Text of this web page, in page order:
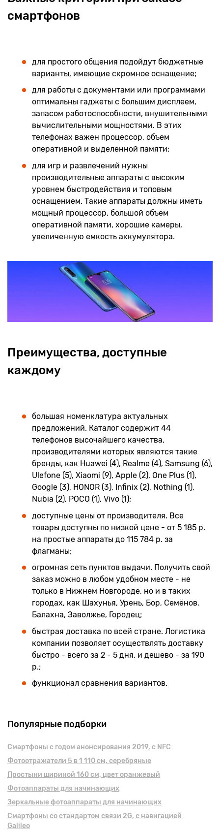
смартфонов
для простого общения подойдут бюджетные
варианты, имеющие скромное оснащение;
для работы с документами или программами
оптимальны гаджеты с большим дисплеем,
запасом работоспособности, внушительными
вычислительными мощностями. В этих
телефонах важен процессор, объем
оперативной и выделенной памяти;
для игр и развлечений нужны
производительные аппараты с высоким
уровнем быстродействия и топовым
оснащением. Такие аппараты должны иметь
мощный процессор, большой объем
оперативной памяти, хорошие камеры,
увеличенную емкость аккумулятора.
Преимущества, доступные
каждому
большая номенклатура актуальных
предложений. Каталог содержит 44
телефонов высочайшего качества,
производителями которых являются такие
бренды, как Huawei (4), Realme (4), Samsung (6),
Ulefone (5), Xiaomi (9), Apple (2), One Plus (1),
Google (3), HONOR (3), Infinix (2), Nothing (1),
Nubia (2), POCO (1), Vivo (1);
доступные цены от производителя. Все
товары доступны по низкой цене - от 5 185 р.
на простые аппараты до 115 784 р. за
флагманы;
огромная сеть пунктов выдачи. Получить свой
заказ можно в любом удобном месте - не
только в Нижнем Новгороде, но и в таких
городах, как Шахунья, Урень, Бор, Семёнов,
Балахна, Заволжье, Городец;
быстрая доставка по всей стране. Логистика
компании позволяет осуществлять доставку
быстро - всего за 2 - 5 дня, и дешево - за 190
р.;
функционал сравнения вариантов.
Популярные подборки
Смартфоны с годом анонсирования 2019, с NFC
Фотоотражатели 5 в 1 110 см, серебряные
Простыни шириной 160 см, цвет оранжевый
Фотоаппараты для начинающих
Зеркальные фотоаппараты для начинающих
Смартфоны cо стандартом связи 2G, с навигацией
Galileo